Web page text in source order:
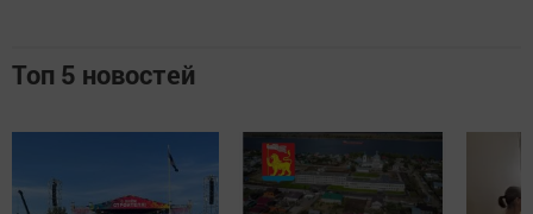
Топ 5 новостей